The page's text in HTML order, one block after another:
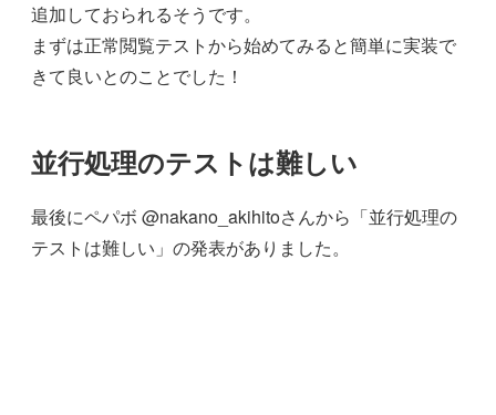
追加しておられるそうです。
まずは正常閲覧テストから始めてみると簡単に実装で
きて良いとのことでした！
並行処理のテストは難しい
最後にペパボ @nakano_akihitoさんから「並行処理の
テストは難しい」の発表がありました。